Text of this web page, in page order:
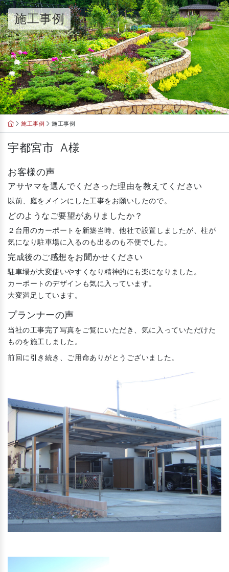
Skip
to
content
施工事例
施工事例 施工事例
宇都宮市 A様
お客様の声
アサヤマを選んでくださった理由を教えてください
以前、庭をメインにした工事をお願いしたので。
どのようなご要望がありましたか？
２台用のカーポートを新築当時、他社で設置しましたが、柱が
気になり駐車場に入るのも出るのも不便でした。
完成後のご感想をお聞かせください
駐車場が大変使いやすくなり精神的にも楽になりました。
カーポートのデザインも気に入っています。
大変満足しています。
プランナーの声
当社の工事完了写真をご覧にいただき、気に入っていただけた
ものを施工しました。
前回に引き続き、ご用命ありがとうございました。